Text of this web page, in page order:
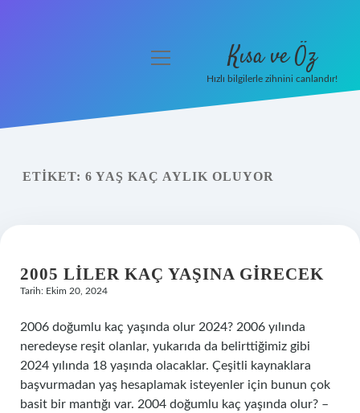
Yasal Uyarı
menüyü
Kısa ve Öz
Hızlı bilgilerle zihnini canlandır!
ETIKET: 6 YAŞ KAÇ AYLIK OLUYOR
2005 LILER KAÇ YAŞINA GIRECEK
Tarih: Ekim 20, 2024
2006 doğumlu kaç yaşında olur 2024? 2006 yılında
neredeyse reşit olanlar, yukarıda da belirttiğimiz gibi
2024 yılında 18 yaşında olacaklar. Çeşitli kaynaklara
başvurmadan yaş hesaplamak isteyenler için bunun çok
basit bir mantığı var. 2004 doğumlu kaç yaşında olur? –